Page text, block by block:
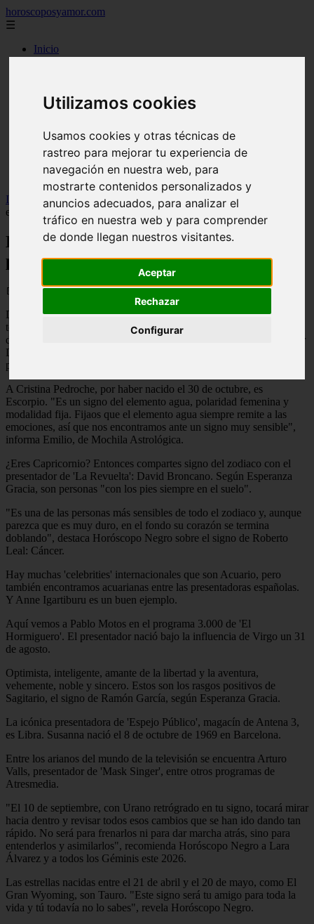
Utilizamos cookies
Usamos cookies y otras técnicas de
rastreo para mejorar tu experiencia de
navegación en nuestra web, para
mostrarte contenidos personalizados y
anuncios adecuados, para analizar el
tráfico en nuestra web y para comprender
de donde llegan nuestros visitantes.
Aceptar
Rechazar
Configurar
horoscoposyamor.com
☰
Inicio
mitos
novedades
personajes mitologicos
seres mitologicos
significado de los suenos
simbologia
Inicio
astrologia >Los signos del zodiaco de los presentadores
españoles más conocidos
Los signos del zodiaco de los
presentadores españoles más conocidos
📅 03/06/2026
Dime cuál es tu signo del zodiaco y te diré qué presentador de la
televisión comparte horóscopo contigo. De una Escorpio experta en
dar la campanada al rostro más mediático de Telecinco, pasando por
David Broncano o Pablo Motos, repasamos los signos de los
presentadores más conocidos.
A Cristina Pedroche, por haber nacido el 30 de octubre, es
Escorpio. "Es un signo del elemento agua, polaridad femenina y
modalidad fija. Fijaos que el elemento agua siempre remite a las
emociones, así que nos encontramos ante un signo muy sensible",
informa Emilio, de Mochila Astrológica.
¿Eres Capricornio? Entonces compartes signo del zodiaco con el
presentador de 'La Revuelta': David Broncano. Según Esperanza
Gracia, son personas "con los pies siempre en el suelo".
"Es una de las personas más sensibles de todo el zodiaco y, aunque
parezca que es muy duro, en el fondo su corazón se termina
doblando", destaca Horóscopo Negro sobre el signo de Roberto
Leal: Cáncer.
Hay muchas 'celebrities' internacionales que son Acuario, pero
también encontramos acuarianas entre las presentadoras españolas.
Y Anne Igartiburu es un buen ejemplo.
Aquí vemos a Pablo Motos en el programa 3.000 de 'El
Hormiguero'. El presentador nació bajo la influencia de Virgo un 31
de agosto.
Optimista, inteligente, amante de la libertad y la aventura,
vehemente, noble y sincero. Estos son los rasgos positivos de
Sagitario, el signo de Ramón García, según Esperanza Gracia.
La icónica presentadora de 'Espejo Público', magacín de Antena 3,
es Libra. Susanna nació el 8 de octubre de 1969 en Barcelona.
Entre los arianos del mundo de la televisión se encuentra Arturo
Valls, presentador de 'Mask Singer', entre otros programas de
Atresmedia.
"El 10 de septiembre, con Urano retrógrado en tu signo, tocará mirar
hacia dentro y revisar todos esos cambios que se han ido dando tan
rápido. No será para frenarlos ni para dar marcha atrás, sino para
entenderlos y asimilarlos", recomienda Horóscopo Negro a Lara
Álvarez y a todos los Géminis este 2026.
Las estrellas nacidas entre el 21 de abril y el 20 de mayo, como El
Gran Wyoming, son Tauro. "Este signo será tu amigo para toda la
vida y tú todavía no lo sabes", revela Horóscopo Negro.